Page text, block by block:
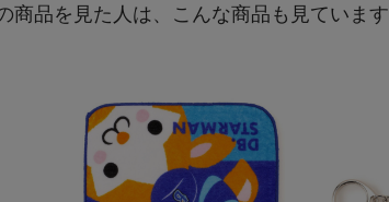
商品を見た人は、こんな商品も見ています